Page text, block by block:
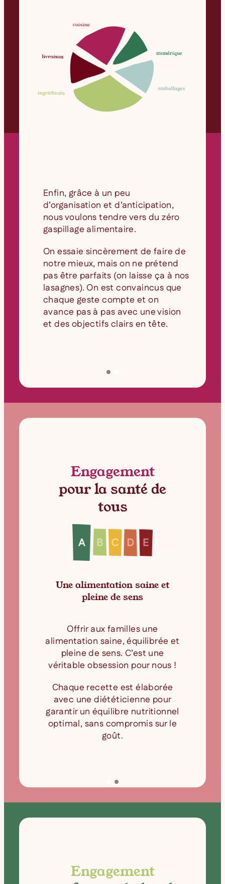
Enfin, grâce à un peu
d’organisation et d’anticipation,
nous voulons tendre vers du zéro
gaspillage alimentaire.
On essaie sincèrement de faire de
notre mieux, mais on ne prétend
pas être parfaits (on laisse ça à nos
lasagnes). On est convaincus que
chaque geste compte et on
avance pas à pas avec une vision
et des objectifs clairs en tête.
Engagement
pour la santé de
tous
Une alimentation saine et
pleine de sens
Offrir aux familles une
alimentation saine, équilibrée et
pleine de sens. C’est une
véritable obsession pour nous !
Chaque recette est élaborée
avec une diététicienne pour
garantir un équilibre nutritionnel
optimal, sans compromis sur le
goût.
Engagement